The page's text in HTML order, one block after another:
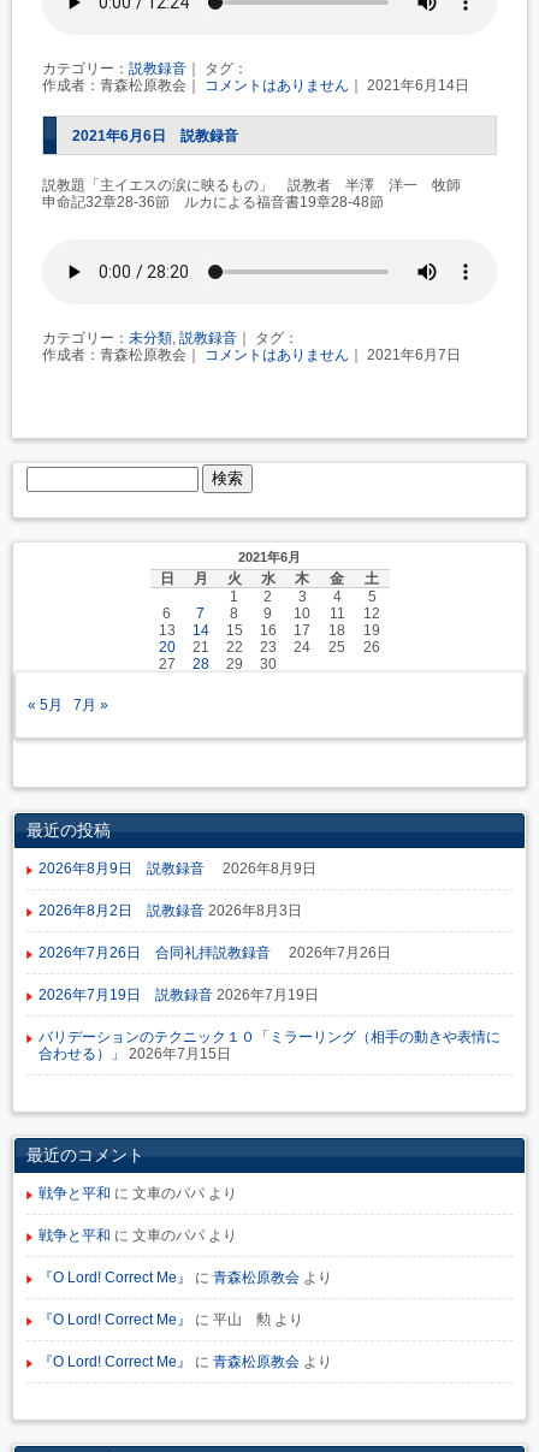
カテゴリー： 説教録音 ｜ タグ：
作成者：青森松原教会｜ コメントはありません ｜ 2021年6月14日
2021年6月6日 説教録音
説教題「主イエスの涙に映るもの」 説教者 半澤 洋一 牧師
申命記32章28-36節 ルカによる福音書19章28-48節
カテゴリー： 未分類, 説教録音 ｜ タグ：
作成者：青森松原教会｜ コメントはありません ｜ 2021年6月7日
2021年6月
日 月 火 水 木 金
土
1
2 3 4
5
6
7 8 9 10 11
12
13
14 15 16 17 18
19
20
21 22 23 24 25
26
27
28 29 30
« 5月 7月 »
最近の投稿
2026年8月9日 説教録音 2026年8月9日
2026年8月2日 説教録音 2026年8月3日
2026年7月26日 合同礼拝説教録音 2026年7月26日
2026年7月19日 説教録音 2026年7月19日
バリデーションのテクニック１０「ミラーリング（相手の動きや表情に
合わせる）」
2026年7月15日
最近のコメント
戦争と平和 に 文車のパパ より
戦争と平和 に 文車のパパ より
『O Lord! Correct Me』 に 青森松原教会 より
『O Lord! Correct Me』 に 平山 勲 より
『O Lord! Correct Me』 に 青森松原教会 より